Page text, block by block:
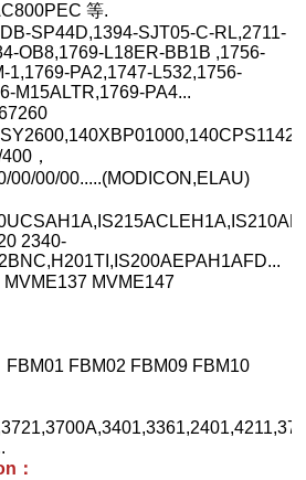
等.
SP44D,1394-SJT05-C-RL,2711-
OB8,1769-L18ER-BB1B ,1756-
1,1769-PA2,1747-L532,1756-
M15ALTR,1769-PA4...
，
00/00/00.....(MODICON,ELAU)
2340-
MVME137 MVME147
FBM01 FBM02 FBM09 FBM10
：